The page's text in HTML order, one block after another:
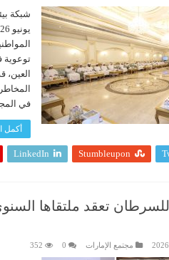
توعوية
في
أكمل
Stumbleupon
LinkedIn
للسرطان تعقد ملتقاها
مجتمع الإمارات 0
352